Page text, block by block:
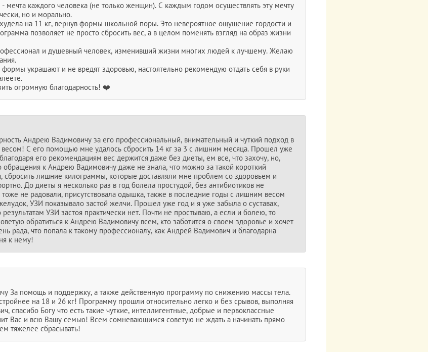
мечта каждого человека (не только женщин). С каждым годом осуществлять эту мечту
но и морально.
на 11 кг, вернув формы школьной поры. Это невероятное ощущение гордости и
позволяет не просто сбросить вес, а в целом поменять взгляд на образ жизни
и душевный человек, изменивший жизни многих людей к лучшему. Желаю
украшают и не вредят здоровью, настоятельно рекомендую отдать себя в руки
огромную благодарность! ❤️
Андрею Вадимовичу за его профессиональный, внимательный и чуткий подход в
С его помощью мне удалось сбросить 14 кг за 3 с лишним месяца. Прошел уже
его рекомендациям вес держится даже без диеты, ем все, что захочу, но,
к Андрею Вадимовичу даже не знала, что можно за такой короткий
сбросить лишние килограммы, которые доставляли мне проблем со здоровьем и
До диеты я несколько раз в год болела простудой, без антибиотиков не
не радовали, присутствовала одышка, также в последние годы с лишним весом
УЗИ показывало застой желчи. Прошел уже год и я уже забыла о суставах,
УЗИ застоя практически нет. Почти не простываю, а если и болею, то
обратиться к Андрею Вадимовичу всем, кто заботится о своем здоровье и хочет
рада, что попала к такому профессионалу, как Андрей Вадимович и благодарна
к нему!
За помощь и поддержку, а также действенную программу по снижению массы тела.
на 18 и 26 кг! Программу прошли относительно легко и без срывов, выполняя
спасибо Богу что есть такие чуткие, интеллигентные, добрые и первоклассные
Вас и всю Вашу семью! Всем сомневающимся советую не ждать а начинать прямо
тяжелее сбрасывать!